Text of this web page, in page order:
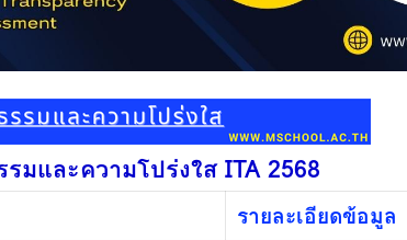
มและความโปร่งใส ITA 2568
รายละเอียดข้อมูล